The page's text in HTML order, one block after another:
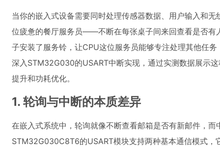
当你的嵌入式设备需要同时处理传感器数据、用户输入和
位疲惫的餐厅服务员——不断在每张桌子间来回查看是否有
子安装了服务铃，让CPU这位服务员能够专注处理其他任
深入STM32G030的USART中断实现，通过实测数据展示
提升和功耗优化。
1. 轮询与中断的本质差异
在嵌入式系统中，轮询就像不断查看邮箱是否有新邮件，
STM32G030C8T6的USART模块支持两种基本通信模式，